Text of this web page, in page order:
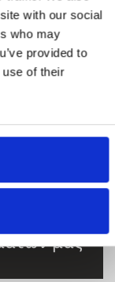
with our social
who may
provided to
of their
μας